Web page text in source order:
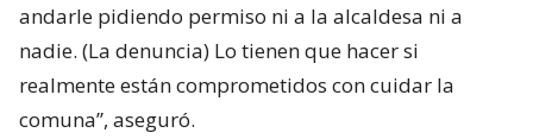
andarle pidiendo permiso ni a la alcaldesa ni a
nadie. (La denuncia) Lo tienen que hacer si
realmente están comprometidos con cuidar la
comuna”, aseguró.